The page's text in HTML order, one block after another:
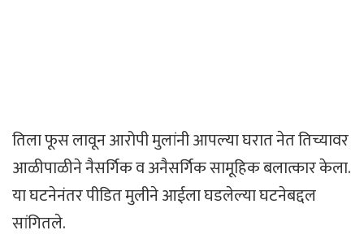
तिला फूस लावून आरोपी मुलांनी आपल्या घरात नेत तिच्यावर
आळीपाळीने नैसर्गिक व अनैसर्गिक सामूहिक बलात्कार केला.
या घटनेनंतर पीडित मुलीने आईला घडलेल्या घटनेबद्दल
सांगितले.